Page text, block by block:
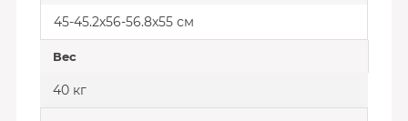
45-45.2х56-56.8х55 см
Вес
40 кг